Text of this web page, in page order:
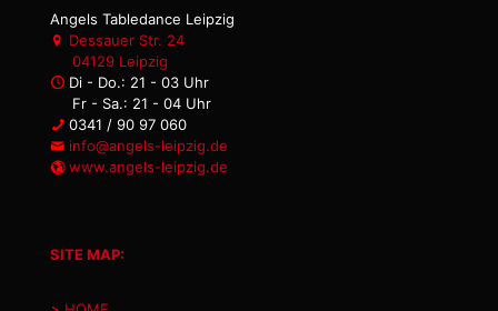
Angels Tabledance Leipzig
Dessauer Str. 24
04129 Leipzig
Di - Do.: 21 - 03 Uhr
Fr - Sa.: 21 - 04 Uhr
0341 / 90 97 060
info@angels-leipzig.de
www.angels-leipzig.de
SITE MAP: